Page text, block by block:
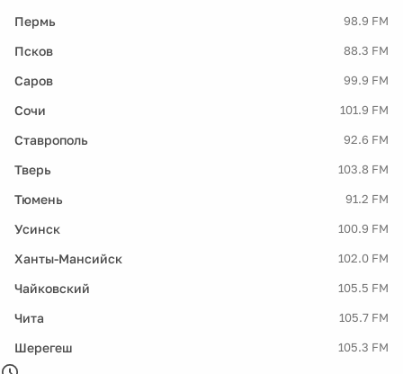
Пермь 98.9 FM
Псков 88.3 FM
Саров 99.9 FM
Сочи 101.9 FM
Ставрополь 92.6 FM
Тверь 103.8 FM
Тюмень 91.2 FM
Усинск 100.9 FM
Ханты-Мансийск 102.0 FM
Чайковский 105.5 FM
Чита 105.7 FM
Шерегеш 105.3 FM